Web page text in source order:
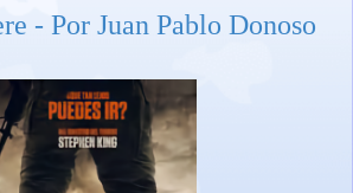
- Por Juan Pablo Donoso